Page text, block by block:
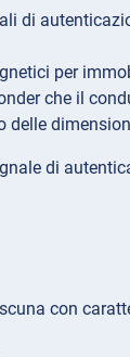
di
per
che il
delle
di
con